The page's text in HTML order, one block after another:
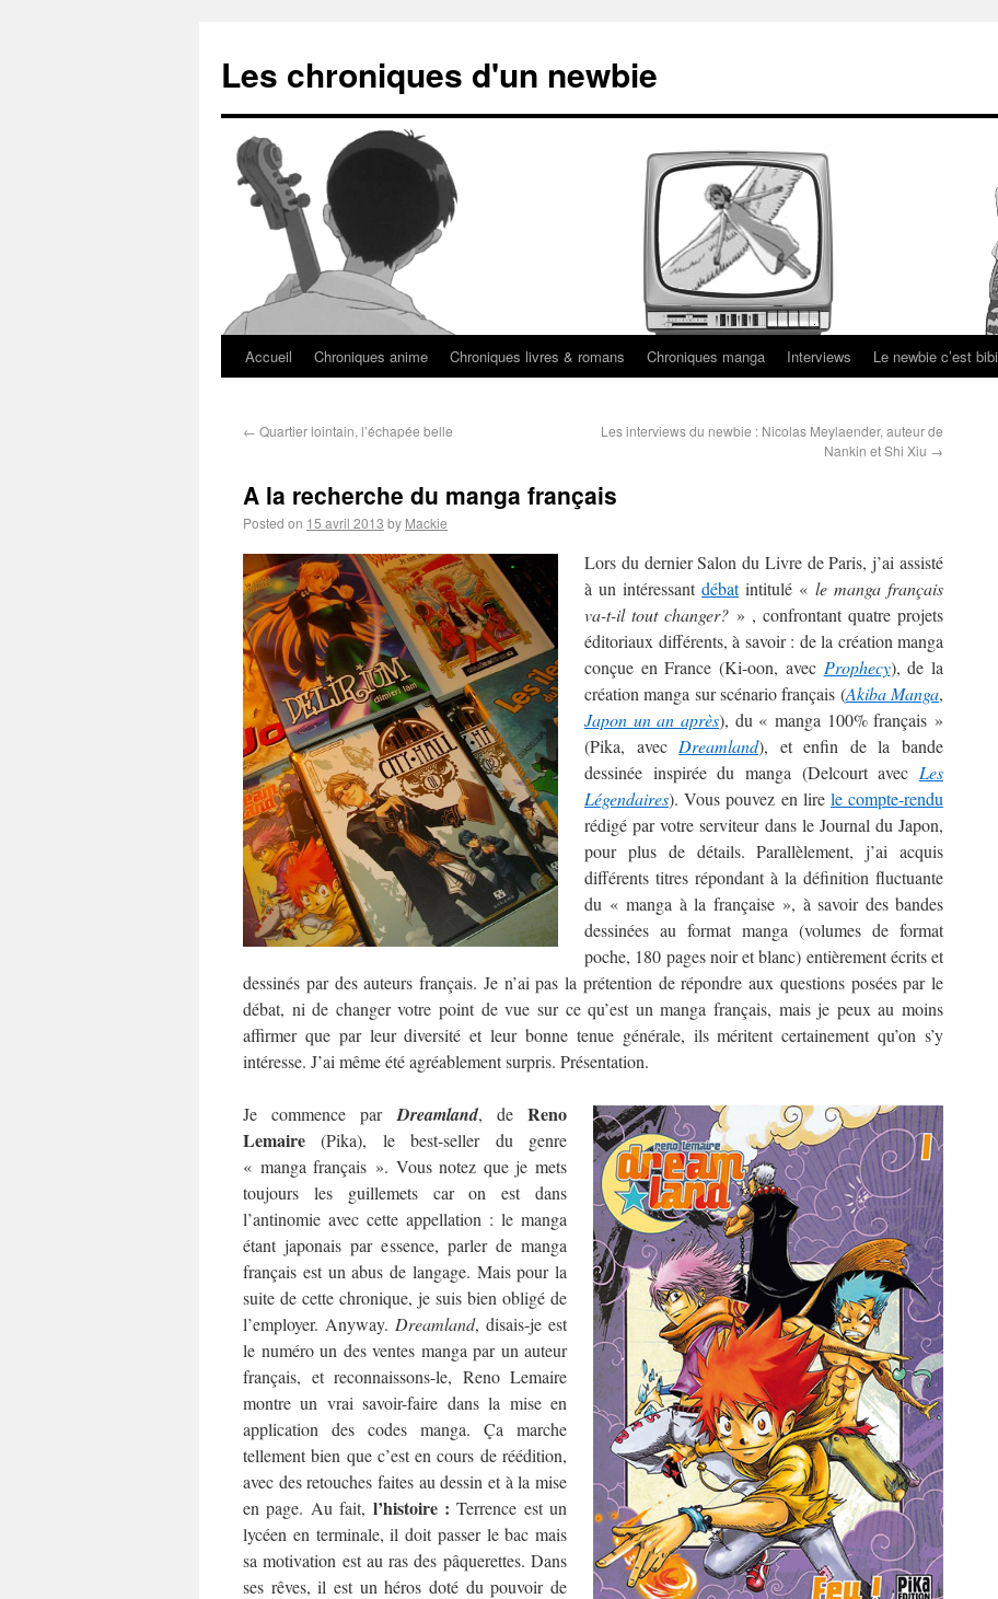
Les chroniques d'un newbie
Accueil Chroniques anime Chroniques livres & romans Chroniques manga Interviews Le newbie c’est bibi
← Quartier lointain, l’échapée belle
Les interviews du newbie : Nicolas Meylaender, auteur de
Nankin et Shi Xiu →
A la recherche du manga français
Posted on 15 avril 2013 by Mackie
Lors du dernier Salon du Livre de Paris, j’ai assisté
à un intéressant débatintitulé « le manga français
va-t-il tout changer? » , confrontant quatre projets
éditoriaux différents, à savoir : de la création manga
conçue en France (Ki-oon, avec Prophecy), de la
création manga sur scénario français (Akiba Manga,
Japon un an après), du « manga 100% français »
(Pika, avec Dreamland), et enfin de la bande
dessinée inspirée du manga (Delcourt avec Les
Légendaires). Vous pouvez en lire le compte-rendu
rédigé par votre serviteur dans le Journal du Japon,
pour plus de détails. Parallèlement, j’ai acquis
différents titres répondant à la définition fluctuante
du « manga à la française », à savoir des bandes
dessinées au format manga (volumes de format
poche, 180 pages noir et blanc) entièrement écrits et
dessinés par des auteurs français. Je n’ai pas la prétention de répondre aux questions posées par le
débat, ni de changer votre point de vue sur ce qu’est un manga français, mais je peux au moins
affirmer que par leur diversité et leur bonne tenue générale, ils méritent certainement qu’on s’y
intéresse. J’ai même été agréablement surpris. Présentation.
Je commence par Dreamland, deReno
Lemaire (Pika), le best-seller du genre
« manga français ». Vous notez que je mets
toujours les guillemets car on est dans
l’antinomie avec cette appellation : le manga
étant japonais par essence, parler de manga
français est un abus de langage. Mais pour la
suite de cette chronique, je suis bien obligé de
l’employer. Anyway. Dreamland, disais-je est
le numéro un des ventes manga par un auteur
français, et reconnaissons-le, Reno Lemaire
montre un vrai savoir-faire dans la mise en
application des codes manga. Ça marche
tellement bien que c’est en cours de réédition,
avec des retouches faites au dessin et à la mise
en page. Au fait, l’histoire : Terrence est un
lycéen en terminale, il doit passer le bac mais
sa motivation est au ras des pâquerettes. Dans
ses rêves, il est un héros doté du pouvoir de